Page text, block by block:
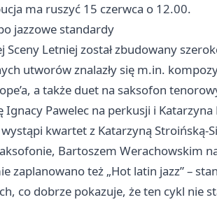
ma ruszyć 15 czerwca o 12.00.
jazzowe standardy
Letniej został zbudowany
utworów znalazły się m.in.
a także duet na saksofon
Ignacy Pawelec na perkusji i
kwartet z Katarzyną Stroińską-
Bartoszem Werachowskim
zaplanowano też „Hot latin jazz” –
co dobrze pokazuje, że ten cykl nie